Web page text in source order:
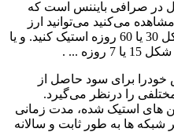
در صرافی بایننس است که
می‎‎‎‎‎‎توانید استیک کنید. همانطور که مشاهده می‎‎‎‎‎‎کنید می‎‎‎‎‎‎توانید ارز
BUSD با 5% سود سالیانه را به شکل 30 یا 60 روزه استیک کنید. و یا
برای سود حاصل از
استیکینگ به کار می‎‎‎‎‎‎بندد و عوامل مختلفی را درنظر می‎‎‎‎‎‎گیرد.
های استیک شده، مدت زمانی
شبکه ها به طور ثابت و سالانه